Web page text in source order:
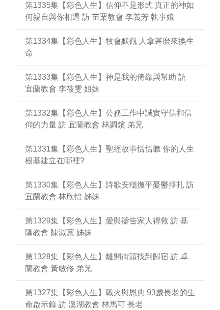
第1335集【彩色人生】信仰不是形式 真正的神如
何親自與你相遇 訪 苗栗教會 李義芳 執事娘
第1334集【彩色人生】牧會默觀 人拿甚麼來換生
命
第1333集【彩色人生】神是我的倚靠與幫助 訪
宜蘭教會 李筱雯 姐妹
第1332集【彩色人生】公務工作中誠實守信和信
仰的力量 訪 宜蘭教會 林調鑌 弟兄
第1331集【彩色人生】聖經故事恬恬聽 你的人生
根基建立在哪裡?
第1330集【彩色人生】詩歌安穩撫平憂鬱掙扎 訪
宜蘭教會 林欣怡 姊妹
第1329集【彩色人生】愛與禱告家人得救 訪 基
隆教會 陳淑蕙 姊妹
第1328集【彩色人生】離開街頭找到歸宿 訪 卓
蘭教會 黃敏修 弟兄
第1327集【彩色人生】戰火與恩典 93歲長老的生
命啟示錄 訪 溪湖教會 林馬可 長老